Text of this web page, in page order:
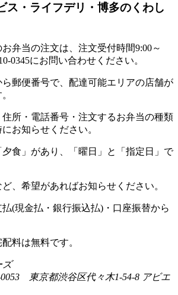
ス・ライフデリ・博多のくわし
弁当の注文は、注文受付時間9:00～
0345にお問い合わせください。
郵便番号で、配達可能エリアの店舗が
所・電話番号・注文するお弁当の種類
お知らせください。
夕食」があり、「曜日」と「指定日」で
、希望があればお知らせください。
(現金払・銀行振込払)・口座振替から
料は無料です。
ズ
東京都渋谷区代々木1-54-8 アビエ